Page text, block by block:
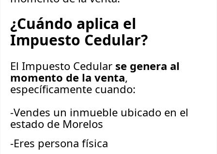
¿Cuándo aplica el
Impuesto Cedular?
El Impuesto Cedular se genera al
momento de la venta,
específicamente cuando:
-Vendes un inmueble ubicado en el
estado de Morelos
-Eres persona física